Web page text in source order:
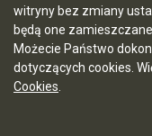
witryny bez zmiany
będą one
Możecie Państwo
dotyczących cookies.
Cookies
Statystyki
Ostatnia